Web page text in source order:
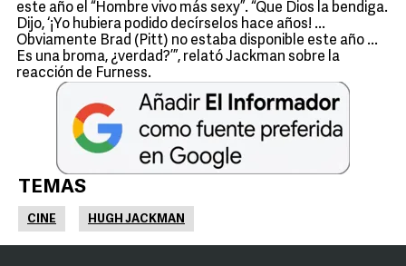
este año el “Hombre vivo más sexy”. “Que Dios la bendiga.
Dijo, ‘¡Yo hubiera podido decírselos hace años! ...
Obviamente Brad (Pitt) no estaba disponible este año ...
Es una broma, ¿verdad?’”, relató Jackman sobre la
reacción de Furness.
TEMAS
CINE HUGH JACKMAN